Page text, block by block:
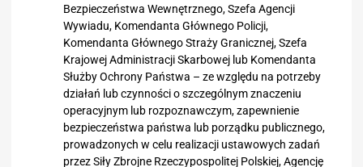
Bezpieczeństwa Wewnętrznego, Szefa Agencji
Wywiadu, Komendanta Głównego Policji,
Komendanta Głównego Straży Granicznej, Szefa
Krajowej Administracji Skarbowej lub Komendanta
Służby Ochrony Państwa – ze względu na potrzeby
działań lub czynności o szczególnym znaczeniu
operacyjnym lub rozpoznawczym, zapewnienie
bezpieczeństwa państwa lub porządku publicznego,
prowadzonych w celu realizacji ustawowych zadań
przez Siły Zbrojne Rzeczypospolitej Polskiej, Agencję